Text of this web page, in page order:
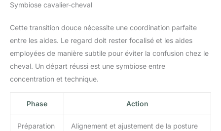
Symbiose cavalier-cheval
Cette transition douce nécessite une coordination parfaite
entre les aides. Le regard doit rester focalisé et les aides
employées de manière subtile pour éviter la confusion chez le
cheval. Un départ réussi est une symbiose entre
concentration et technique.
Phase Action
Préparation Alignement et ajustement de la posture